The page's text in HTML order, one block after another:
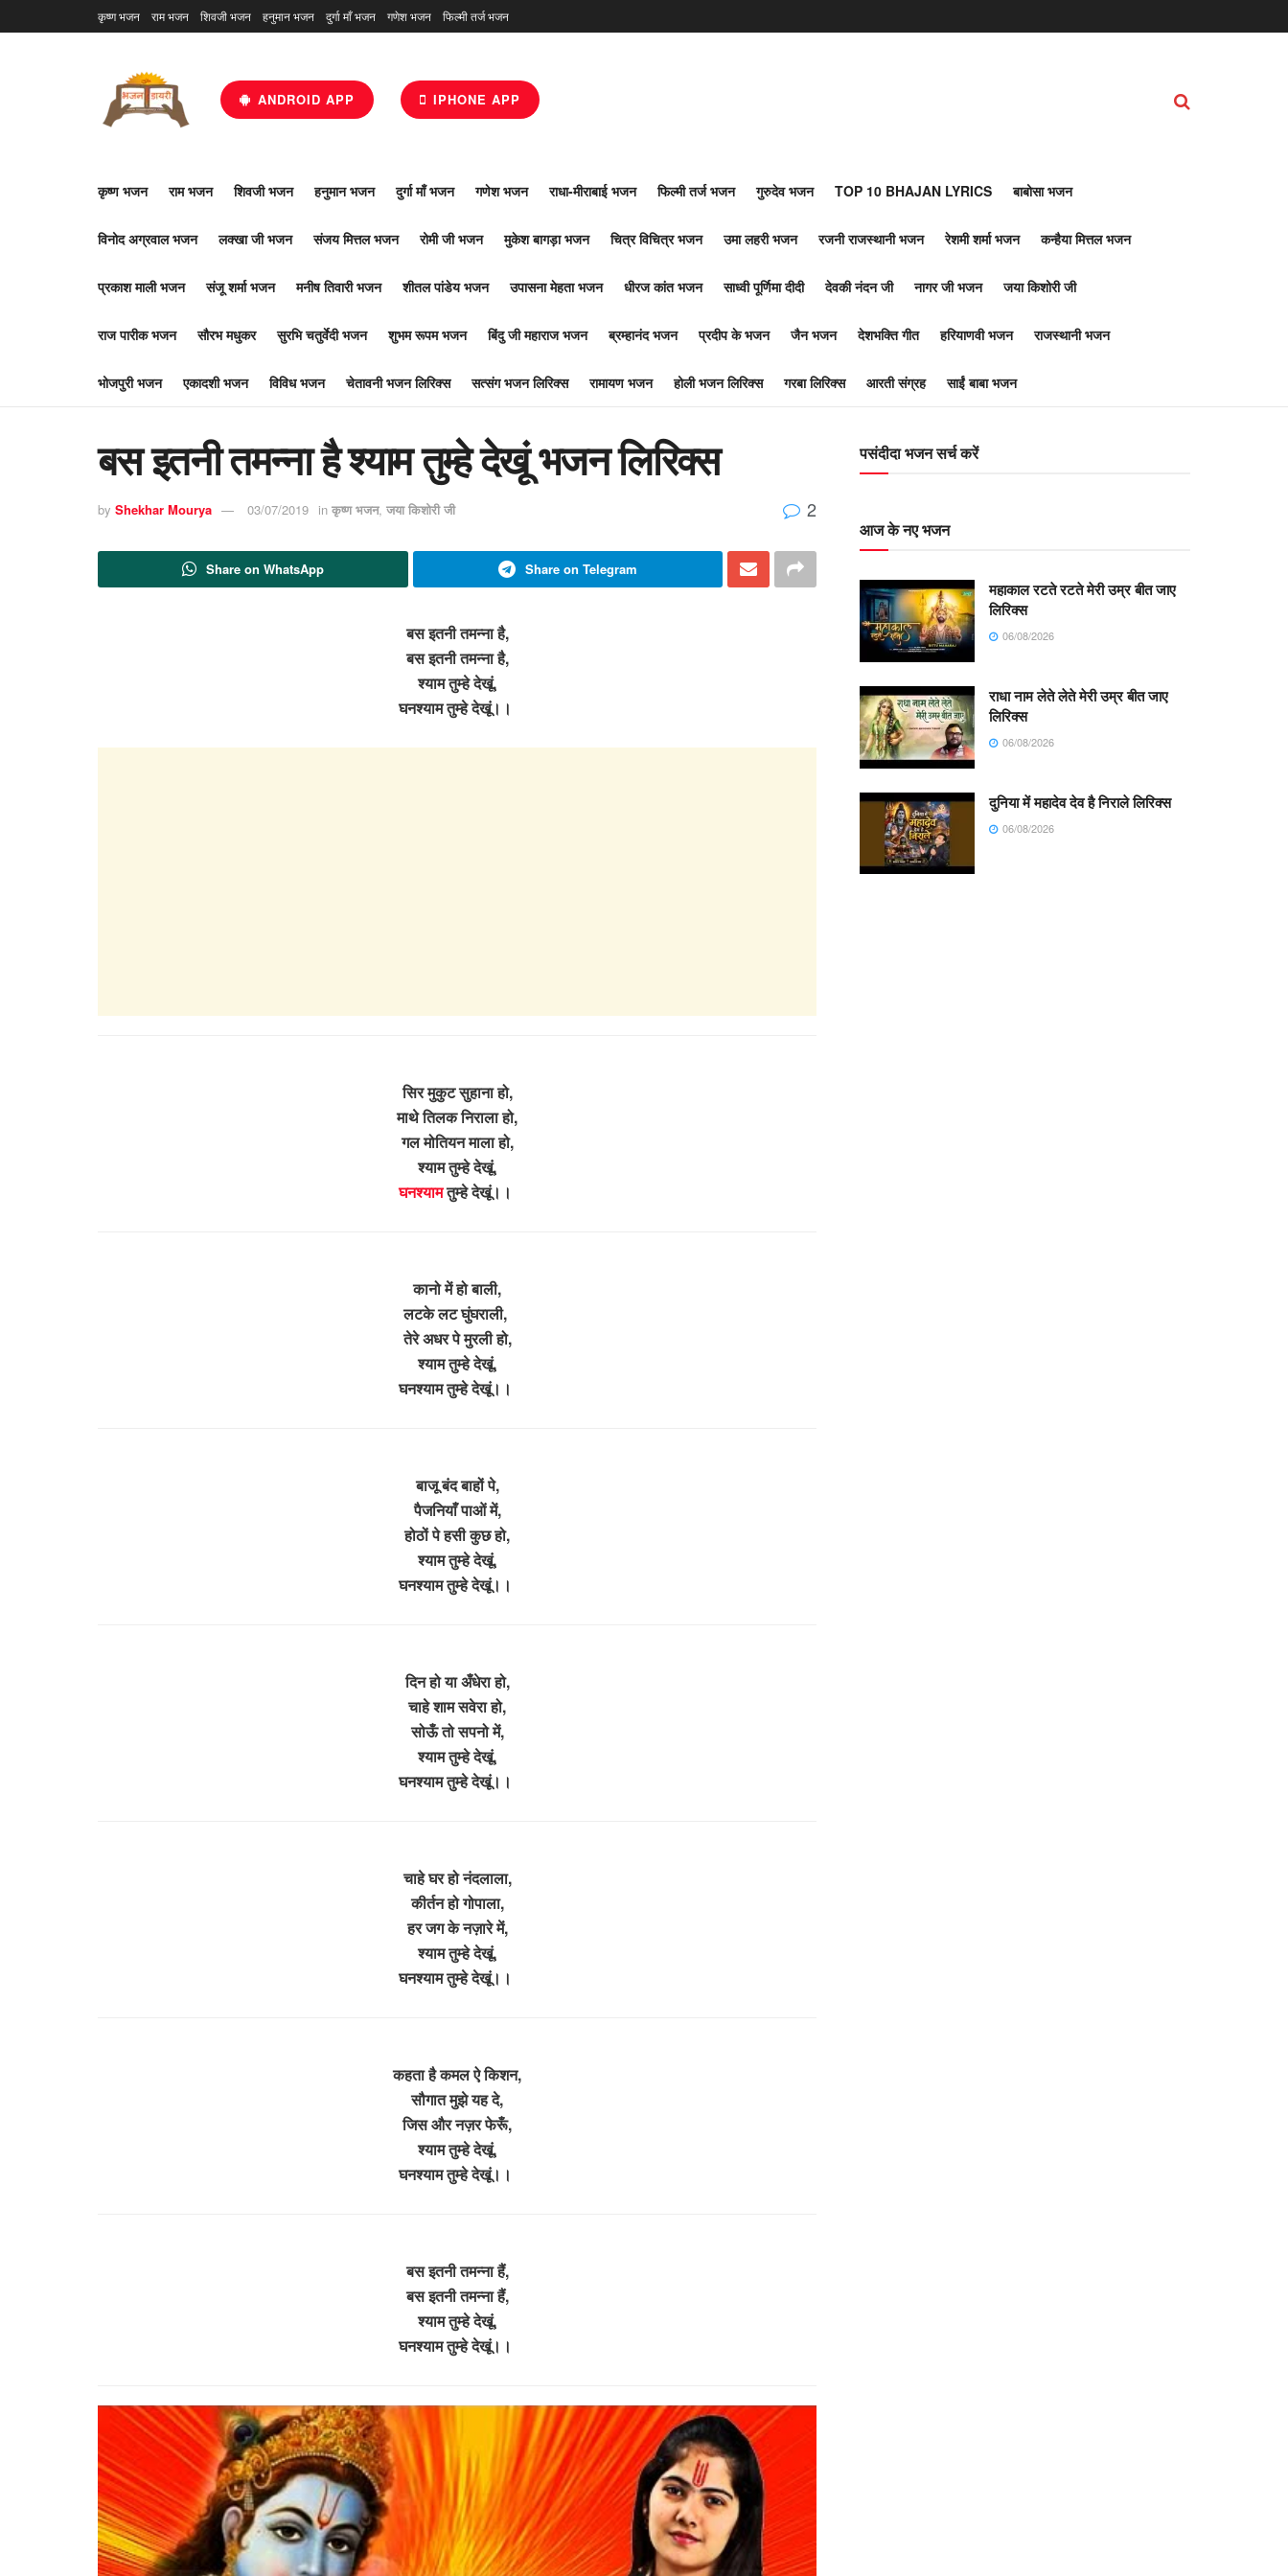
कृष्ण भजन राम भजन शिवजी भजन हनुमान भजन दुर्गा माँ भजन गणेश भजन फिल्मी तर्ज भजन
ANDROID APP IPHONE APP
कृष्ण भजन राम भजन शिवजी भजन हनुमान भजन दुर्गा माँ भजन गणेश भजन राधा-मीराबाई भजन फिल्मी तर्ज भजन गुरुदेव भजन TOP 10 BHAJAN LYRICS बाबोसा भजन
विनोद अग्रवाल भजन लक्खा जी भजन संजय मित्तल भजन रोमी जी भजन मुकेश बागड़ा भजन चित्र विचित्र भजन उमा लहरी भजन रजनी राजस्थानी भजन रेशमी शर्मा भजन कन्हैया मित्तल भजन
प्रकाश माली भजन संजू शर्मा भजन मनीष तिवारी भजन शीतल पांडेय भजन उपासना मेहता भजन धीरज कांत भजन साध्वी पूर्णिमा दीदी देवकी नंदन जी नागर जी भजन जया किशोरी जी
राज पारीक भजन सौरभ मधुकर सुरभि चतुर्वेदी भजन शुभम रूपम भजन बिंदु जी महाराज भजन ब्रम्हानंद भजन प्रदीप के भजन जैन भजन देशभक्ति गीत हरियाणवी भजन राजस्थानी भजन
भोजपुरी भजन एकादशी भजन विविध भजन चेतावनी भजन लिरिक्स सत्संग भजन लिरिक्स रामायण भजन होली भजन लिरिक्स गरबा लिरिक्स आरती संग्रह साईं बाबा भजन
बस इतनी तमन्ना है श्याम तुम्हे देखूं भजन लिरिक्स
by Shekhar Mourya 03/07/2019 in कृष्ण भजन, जया किशोरी जी 2
Share on WhatsApp Share on Telegram
बस इतनी तमन्ना है,
बस इतनी तमन्ना है,
श्याम तुम्हे देखूं,
घनश्याम तुम्हे देखूं।।
सिर मुकुट सुहाना हो,
माथे तिलक निराला हो,
गल मोतियन माला हो,
श्याम तुम्हे देखूं,
घनश्यामतुम्हे देखूं।।
कानो में हो बाली,
लटके लट घुंघराली,
तेरे अधर पे मुरली हो,
श्याम तुम्हे देखूं,
घनश्याम तुम्हे देखूं।।
बाजू बंद बाहों पे,
पैजनियाँ पाओं में,
होठों पे हसी कुछ हो,
श्याम तुम्हे देखूं,
घनश्याम तुम्हे देखूं।।
दिन हो या अँधेरा हो,
चाहे शाम सवेरा हो,
सोऊँ तो सपनो में,
श्याम तुम्हे देखूं,
घनश्याम तुम्हे देखूं।।
चाहे घर हो नंदलाला,
कीर्तन हो गोपाला,
हर जग के नज़ारे में,
श्याम तुम्हे देखूं,
घनश्याम तुम्हे देखूं।।
कहता है कमल ऐ किशन,
सौगात मुझे यह दे,
जिस और नज़र फेरूँ,
श्याम तुम्हे देखूं,
घनश्याम तुम्हे देखूं।।
बस इतनी तमन्ना हैं,
बस इतनी तमन्ना हैं,
श्याम तुम्हे देखूं,
घनश्याम तुम्हे देखूं।।
पसंदीदा भजन सर्च करें
आज के नए भजन
महाकाल रटते रटते मेरी उम्र बीत जाए
लिरिक्स
06/08/2026
राधा नाम लेते लेते मेरी उम्र बीत जाए
लिरिक्स
06/08/2026
दुनिया में महादेव देव है निराले लिरिक्स
06/08/2026